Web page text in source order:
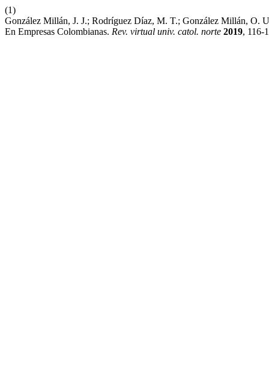
(1)
González Millán, J. J.; Rodríguez Díaz, M. T.; González Millán, O.
En Empresas Colombianas. Rev. virtual univ. catol. norte 2019, 116-